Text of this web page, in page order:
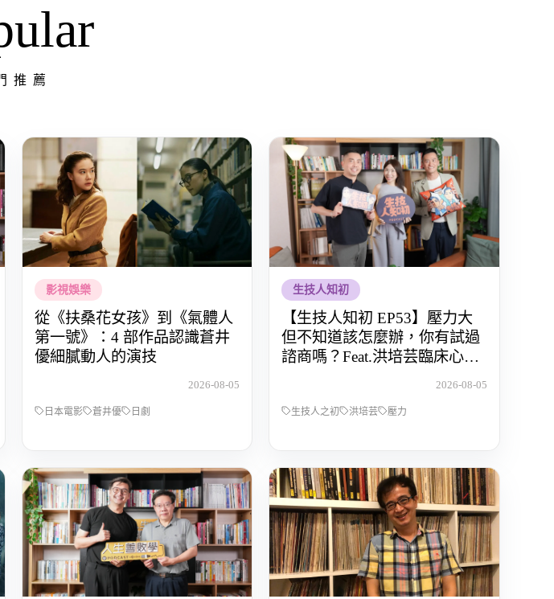
推薦
影視娛樂
從《扶桑花女孩》到《氣體人
第一號》：4 部作品認識蒼井
優細膩動人的演技
2026-08-05
日本電影 蒼井優 日劇
生技人知初
【生技人知初 EP53】壓力大
但不知道該怎麼辦，你有試過
諮商嗎？Feat.洪培芸臨床心理
2026-08-05
生技人之初 洪培芸 壓力